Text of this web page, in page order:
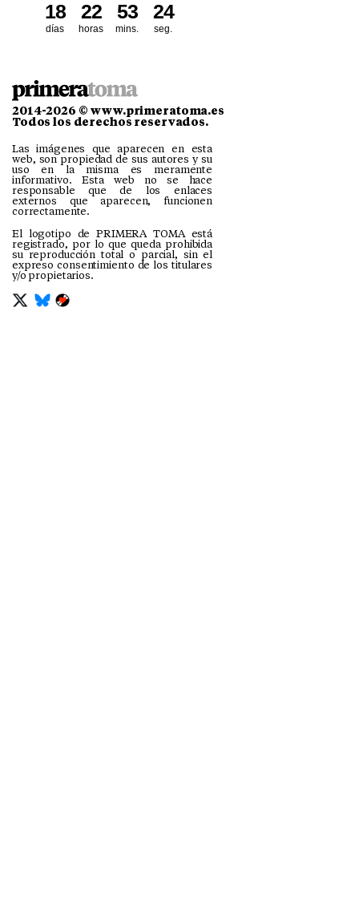
días
18
horas
22
mins.
53
seg.
22
3
2014-2026 © www.primeratoma.es
Todos los derechos reservados.
Las imágenes que aparecen en esta
web, son propiedad de sus autores y su
uso en la misma es meramente
informativo. Esta web no se hace
responsable que de los enlaces
externos que aparecen, funcionen
correctamente.
El logotipo de PRIMERA TOMA está
registrado, por lo que queda prohibida
su reproducción total o parcial, sin el
expreso consentimiento de los titulares
y/o propietarios.